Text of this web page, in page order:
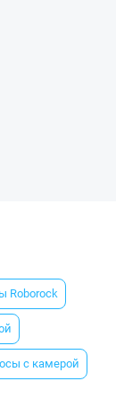
Roborock
с камерой